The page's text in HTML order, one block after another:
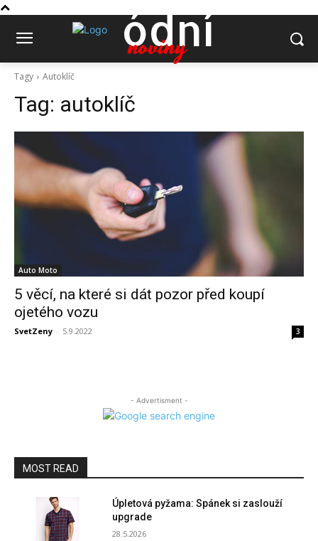
ódní
noviny
Tagy Autoklíč
Tag: autoklíč
Auto Moto
5 věcí, na které si dát pozor před koupí
ojetého vozu
SvetZeny - 5.9.2022 3
- Advertisment -
MOST READ
Úpletová pyžama: Spánek si zaslouží
upgrade
28.5.2026